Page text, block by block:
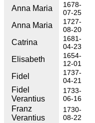
Anna Maria
1678-
07-25
Anna Maria
1727-
08-20
Catrina
1681-
04-23
Elisabeth
1654-
12-01
Fidel
1737-
04-21
Fidel
Verantius
1733-
06-16
Franz
Verantius
1730-
08-22